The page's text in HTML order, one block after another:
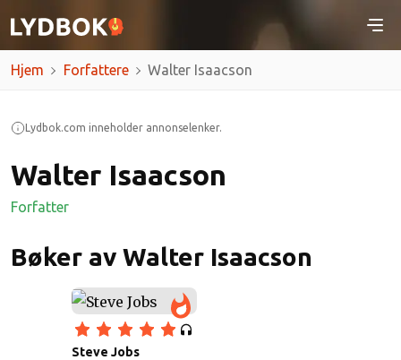
Hjem Forfattere Walter Isaacson
Lydbok.com inneholder annonselenker.
Walter Isaacson
Forfatter
Bøker av Walter Isaacson
Steve Jobs